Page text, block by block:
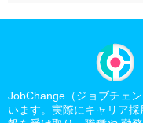
JobChange（ジョブチェ
います。実際にキャリア